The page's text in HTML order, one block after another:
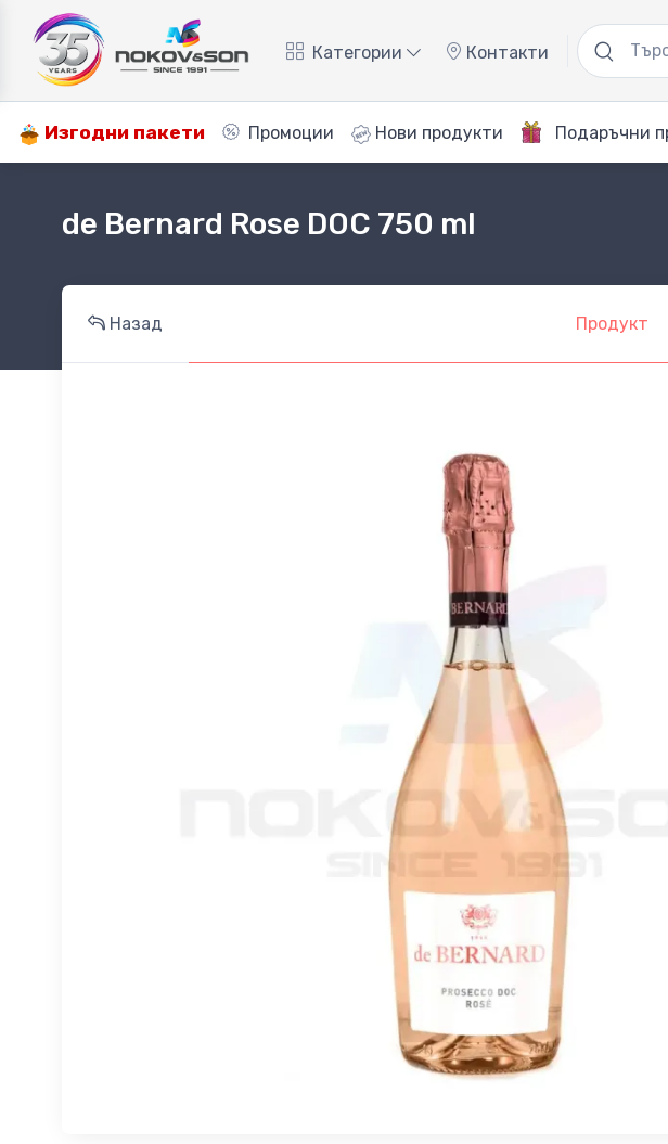
Категории Контакти
Изгодни пакети Промоции Нови продукти Подаръчни
de Bernard Rose DOC 750 ml
Назад Продукт